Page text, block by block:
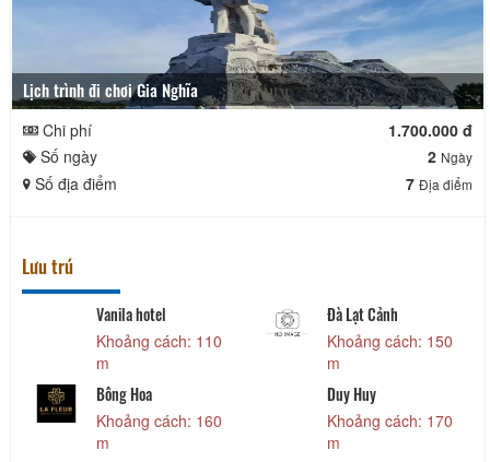
Lịch trình đi chơi Gia Nghĩa
Chi phí
1.700.000 đ
Số ngày
2 Ngày
Số địa điểm 7 Địa điểm
Lưu trú
Vanila hotel
Khoảng cách: 110
m
Đà Lạt Cảnh
Khoảng cách: 150
m
Bông Hoa
Khoảng cách: 160
m
Duy Huy
Khoảng cách: 170
m